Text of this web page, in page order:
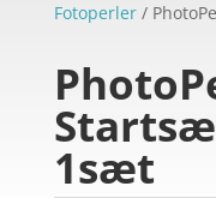
Fotoperler/
1sæt